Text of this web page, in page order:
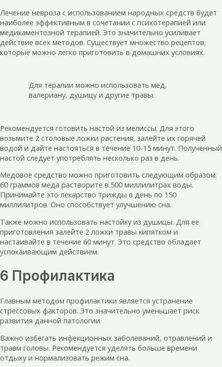
Лечение невроза с использованием народных средств будет
наиболее эффективным в сочетании с психотерапией или
медикаментозной терапией. Это значительно усиливает
действие всех методов. Существует множество рецептов,
которые можно легко приготовить в домашних условиях.
Для терапии можно использовать мед,
валериану, душицу и другие травы.
Рекомендуется готовить настой из мелиссы. Для этого
возьмите 2 столовые ложки растения, залейте их горячей
водой и дайте настояться в течение 10-15 минут. Полученный
настой следует употреблять несколько раз в день.
Медовое средство можно приготовить следующим образом:
60 граммов меда растворите в 500 миллилитрах воды.
Принимайте это лекарство трижды в день по 150
миллилитров. Оно способствует улучшению сна.
Также можно использовать настойку из душицы. Для ее
приготовления залейте 2 ложки травы кипятком и
настаивайте в течение 60 минут. Это средство обладает
успокаивающим действием.
6 Профилактика
Главным методом профилактики является устранение
стрессовых факторов. Это значительно уменьшает риск
развития данной патологии.
Важно избегать инфекционных заболеваний, отравлений и
травм головы. Рекомендуется уделять больше времени
отдыху и нормализовать режим сна.